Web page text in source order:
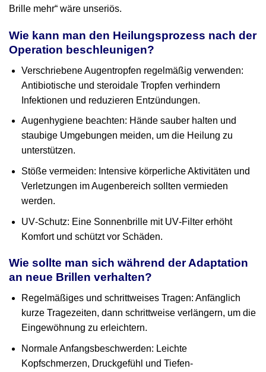
Brille mehr“ wäre unseriös.
Wie kann man den Heilungsprozess nach der
Operation beschleunigen?
Verschriebene Augentropfen regelmäßig verwenden:
Antibiotische und steroidale Tropfen verhindern
Infektionen und reduzieren Entzündungen.
Augenhygiene beachten: Hände sauber halten und
staubige Umgebungen meiden, um die Heilung zu
unterstützen.
Stöße vermeiden: Intensive körperliche Aktivitäten und
Verletzungen im Augenbereich sollten vermieden
werden.
UV‑Schutz: Eine Sonnenbrille mit UV‑Filter erhöht
Komfort und schützt vor Schäden.
Wie sollte man sich während der Adaptation
an neue Brillen verhalten?
Regelmäßiges und schrittweises Tragen: Anfänglich
kurze Tragezeiten, dann schrittweise verlängern, um die
Eingewöhnung zu erleichtern.
Normale Anfangsbeschwerden: Leichte
Kopfschmerzen, Druckgefühl und Tiefen­